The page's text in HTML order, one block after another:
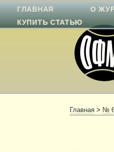
ГЛАВНАЯ О
КУПИТЬ СТАТЬЮ
Главная > №